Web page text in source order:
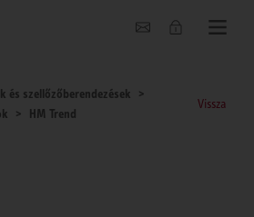
és szellőzőberendezések
HM Trend
Vissza